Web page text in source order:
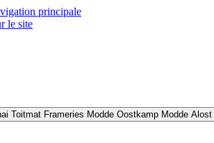
principale
le site
Toitmat Frameries Modde Oostkamp Modde Alost